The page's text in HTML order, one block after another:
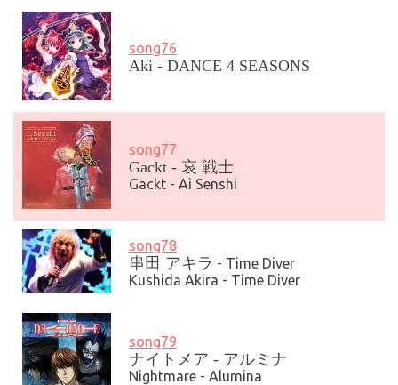
song76
Aki - DANCE 4 SEASONS
song77
Gackt - 哀 戦士
Gackt - Ai Senshi
song78
串田 アキラ - Time Diver
Kushida Akira - Time Diver
song79
ナイトメア - アルミナ
Nightmare - Alumina